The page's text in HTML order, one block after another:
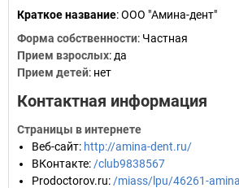
Краткое название:ООО "Амина-дент"
Форма собственности: Частная
Прием взрослых: да
Прием детей: нет
Контактная информация
Страницы в интернете
Веб-сайт: http://amina-dent.ru/
ВКонтакте: /club9838567
Prodoctorov.ru: /miass/lpu/46261-